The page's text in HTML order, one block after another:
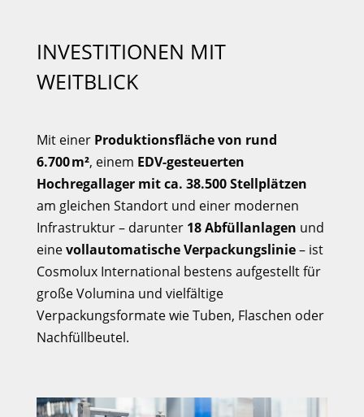
INVESTITIONEN MIT
WEITBLICK
Mit einer Produktionsfläche von rund
6.700 m², einem EDV-gesteuerten
Hochregallager mit ca. 38.500 Stellplätzen
am gleichen Standort und einer modernen
Infrastruktur – darunter 18 Abfüllanlagen und
einevollautomatische Verpackungslinie– ist
Cosmolux International bestens aufgestellt für
große Volumina und vielfältige
Verpackungsformate wie Tuben, Flaschen oder
Nachfüllbeutel.